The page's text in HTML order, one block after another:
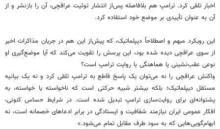
اخبار تلقی کرد. ترامپ هم بلافاصله پس‌از انتشار توئیت عراقچی، آن را بازنشر و از
آن به عنوان تأییدی بر موضع خود استفاده کرد.
این رویکرد مبهم و اصطلاحاً دیپلماتیک، که پیش‌از این هم در جریان مذاکرات اخیر
از سوی عراقچی دیده شده بود، این پرسش را تقویت می‌کند که آیا موضع‌گیری او
نوعی عقب‌نشینی یا هماهنگی با روایت ترامپ است؟
واکنش عراقچی را نه می‌توان یک پاسخ قاطع به ترامپ تلقی کرد و نه یک بیانیه
مستقل دیپلماتیک؛ بلکه بیشتر شبیه حرکتی است که ناخواسته یا خواسته، به
پشتوانه‌ای برای روایت‌سازی ترامپ تبدیل شده است. در شرایط حساس کنونی،
افکار عمومی ایران نیازمند شفافیت و ایستادگی در برابر ادعاهای خصمانه است، نه
ابهام‌گویی‌هایی که به سود طرف مقابل تمام می‌شود.»